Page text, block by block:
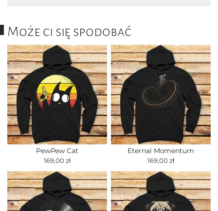
Może ci się spodobać
PewPew Cat
169,00 zł
Eternal Momentum
169,00 zł